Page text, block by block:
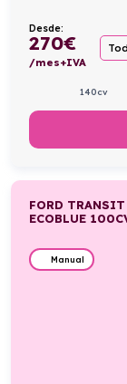
Desde:
270€
/mes+IVA
140cv
FORD
ECOBLUE
Manual